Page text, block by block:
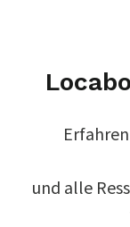
und alle